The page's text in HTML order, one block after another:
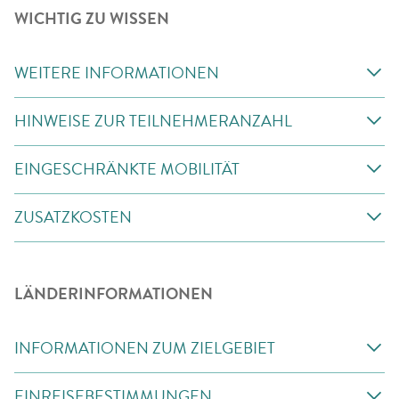
WICHTIG ZU WISSEN
WEITERE INFORMATIONEN
HINWEISE ZUR TEILNEHMERANZAHL
EINGESCHRÄNKTE MOBILITÄT
ZUSATZKOSTEN
LÄNDERINFORMATIONEN
INFORMATIONEN ZUM ZIELGEBIET